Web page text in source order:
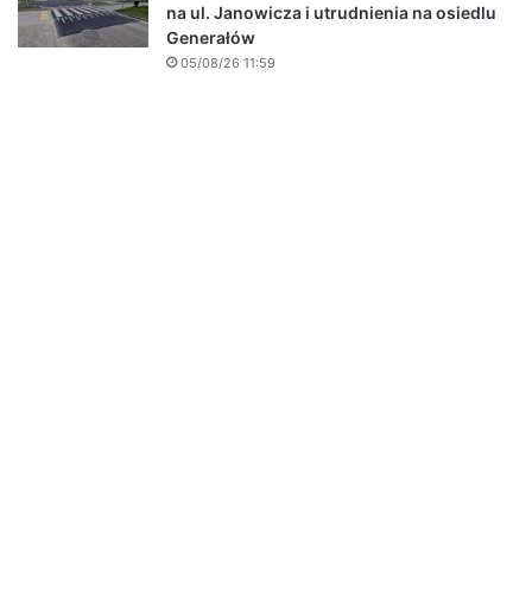
na ul. Janowicza i utrudnienia na osiedlu
Generałów
05/08/26 11:59